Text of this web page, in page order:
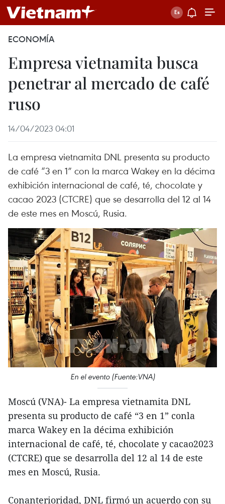
ECONOMÍA
Empresa vietnamita busca
penetrar al mercado de café
ruso
14/04/2023 04:01
La empresa vietnamita DNL presenta su producto
de café “3 en 1” con la marca Wakey en la décima
exhibición internacional de café, té, chocolate y
cacao 2023 (CTCRE) que se desarrolla del 12 al 14
de este mes en Moscú, Rusia.
En el evento (Fuente:VNA)
Moscú (VNA)- La empresa vietnamita DNL
presenta su producto de café “3 en 1” conla
marca Wakey en la décima exhibición
internacional de café, té, chocolate y cacao2023
(CTCRE) que se desarrolla del 12 al 14 de este
mes en Moscú, Rusia.
Conanterioridad, DNL firmó un acuerdo con su